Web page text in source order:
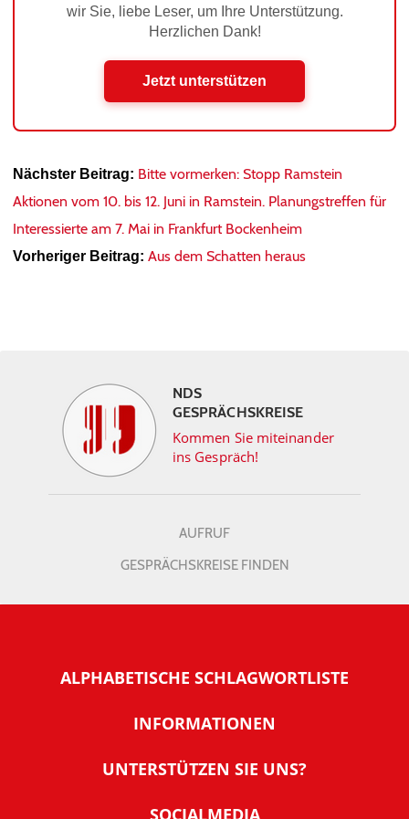
wir Sie, liebe Leser, um Ihre Unterstützung.
Herzlichen Dank!
Jetzt unterstützen
Nächster Beitrag: Bitte vormerken: Stopp Ramstein
Aktionen vom 10. bis 12. Juni in Ramstein. Planungstreffen für
Interessierte am 7. Mai in Frankfurt Bockenheim
Vorheriger Beitrag: Aus dem Schatten heraus
NDS
GESPRÄCHSKREISE
Kommen Sie miteinander
ins Gespräch!
AUFRUF
GESPRÄCHSKREISE FINDEN
ALPHABETISCHE SCHLAGWORTLISTE
INFORMATIONEN
Warum NachDenkSeiten
UNTERSTÜTZEN SIE UNS?
SOCIALMEDIA